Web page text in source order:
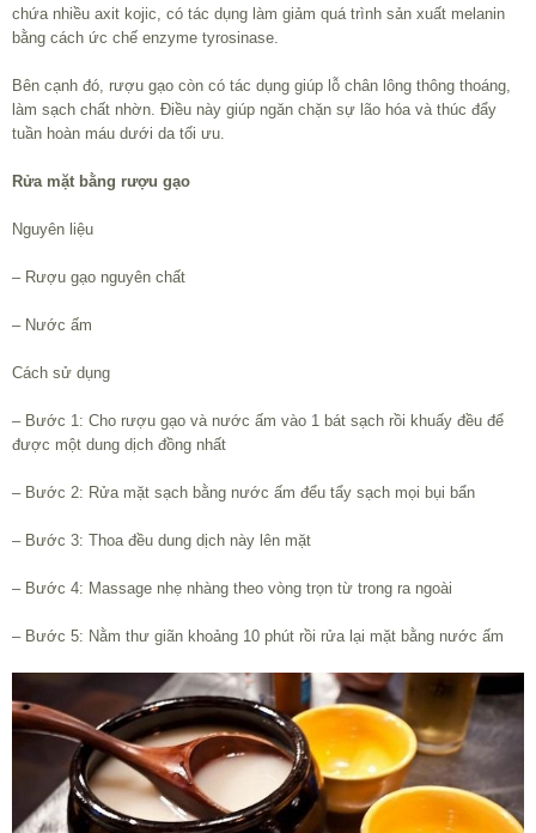
chứa nhiều axit kojic, có tác dụng làm giảm quá trình sản xuất melanin
bằng cách ức chế enzyme tyrosinase.
Bên cạnh đó, rượu gạo còn có tác dụng giúp lỗ chân lông thông thoáng,
làm sạch chất nhờn. Điều này giúp ngăn chặn sự lão hóa và thúc đẩy
tuần hoàn máu dưới da tối ưu.
Rửa mặt bằng rượu gạo
Nguyên liệu
– Rượu gạo nguyên chất
– Nước ấm
Cách sử dụng
– Bước 1: Cho rượu gạo và nước ấm vào 1 bát sạch rồi khuấy đều để
được một dung dịch đồng nhất
– Bước 2: Rửa mặt sạch bằng nước ấm đểu tẩy sạch mọi bụi bẩn
– Bước 3: Thoa đều dung dịch này lên mặt
– Bước 4: Massage nhẹ nhàng theo vòng trọn từ trong ra ngoài
– Bước 5: Nằm thư giãn khoảng 10 phút rồi rửa lại mặt bằng nước ấm